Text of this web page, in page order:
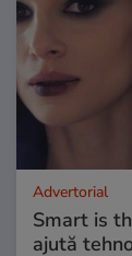
Advertorial
Smart is
ajută